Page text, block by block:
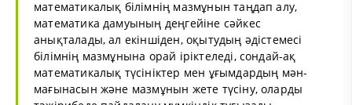
математикалық білімнің мазмұнын таңдап алу,
математика дамуының деңгейіне сәйкес
анықталады, ал екіншіден, оқытудың әдістемесі
білімнің мазмұнына орай іріктеледі, сондай-ақ
математикалық түсініктер мен ұғымдардың мән-
мағынасын және мазмұнын жете түсіну, оларды